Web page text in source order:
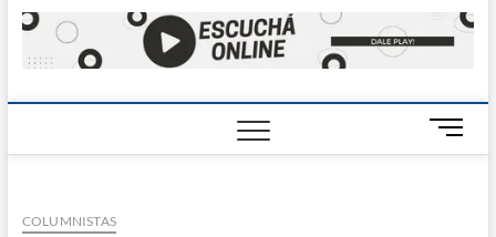
B
o
COLUMNISTAS